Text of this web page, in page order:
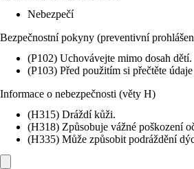
Nebezpečí
Bezpečnostní pokyny (preventivní
(P102) Uchovávejte mimo dosah dětí.
(P103) Před použitím si přečtěte
Informace o nebezpečnosti (věty H)
(H315) Dráždí kůži.
(H318) Způsobuje vážné poškození
(H335) Může způsobit podráždění